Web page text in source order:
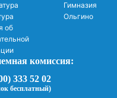
об
Гимназия
Ольгино
комиссия:
333 52 02
бесплатный)